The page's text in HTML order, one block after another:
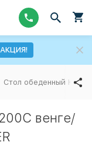
АКЦИЯ!
Стол обеденный
венге/